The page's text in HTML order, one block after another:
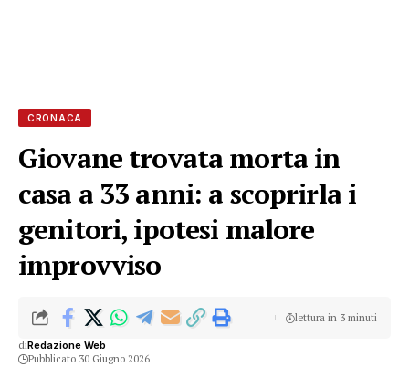
CRONACA
Giovane trovata morta in
casa a 33 anni: a scoprirla i
genitori, ipotesi malore
improvviso
diRedazione Web
Pubblicato 30 Giugno 2026
lettura in 3 minuti